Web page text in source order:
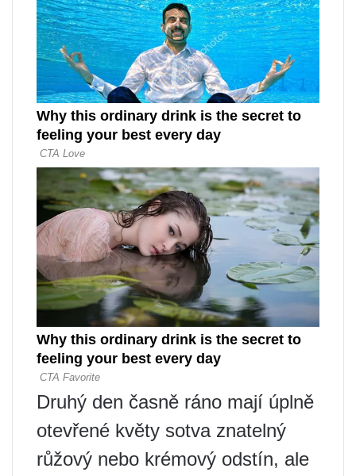
Druhý den časně ráno mají úplně
otevřené květy sotva znatelný
růžový nebo krémový odstín, ale